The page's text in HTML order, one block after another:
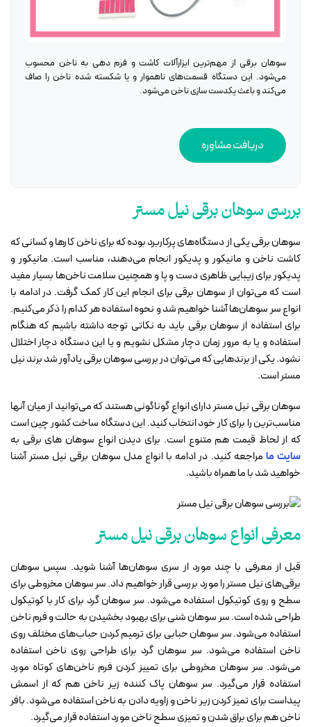
سوهان برقی از مهم‌ترین ابزارآلات کاشت و فرم دهی به ناخن محسوب
می‌شود. این دستگاه قسمت‌های ناهموار و یا شکسته شده ناخن را صاف
می‌کند و باعث یکدست سازی ناخن می‌شود.
دریافت مشاوره
بررسی سوهان برقی نیل مستر
سوهان برقی یکی از دستگاه‌های پرکاربرد بوده که برای ناخن کارها و کسانی که
کاشت ناخن و مانیکور و پدیکور انجام می‌دهند، مناسب است. مانیکور و
پدیکور برای زیبایی ظاهری دست و پا و همچنین سلامت ناخن‌ها بسیار مفید
است که می‌توان از سوهان برقی برای انجام این کار کمک گرفت. در ادامه با
انواع سر سوهان‌ها آشنا خواهیم شد و نحوه استفاده هر کدام را ذکر می‌کنیم.
برای استفاده از سوهان برقی باید به نکاتی توجه داشته باشیم که هنگام
استفاده و یا به‌ مرور زمان دچار مشکل نشویم و یا این دستگاه دچار اختلال
نشود. یکی از برندهایی که می‌توان در بررسی سوهان برقی یادآور شد برند نیل
مستر است.
سوهان برقی نیل مستر دارای انواع گوناگونی هستند که می‌توانید از میان آنها
مناسب‌ترین را برای کار خود انتخاب کنید. این دستگاه ساخت کشور چین است
که از لحاظ قیمت هم متنوع است. برای دیدن انواع سوهان های برقی به
سایت ما مراجعه کنید. در ادامه با انواع مدل سوهان برقی نیل مستر آشنا
خواهید شد با ما همراه باشید.
معرفی انواع سوهان برقی نیل مستر
قبل از معرفی با چند مورد از سری سوهان‌ها آشنا شوید. سپس سوهان
برقی‌های نیل مستر را مورد بررسی قرار خواهیم داد. سر سوهان مخروطی برای
سطح و روی کوتیکول استفاده می‌شود. سر سوهان گرد برای کار با کوتیکول
طراحی شده است. سر سوهان شنی برای بهبود بخشیدن به حالت و فرم ناخن
استفاده می‌شود. سر سوهان حبابی برای ترمیم کردن حباب‌های مختلف روی
ناخن استفاده می‌شود. سر سوهان گرد برای طراحی روی ناخن استفاده
می‌شود. سر سوهان مخروطی برای تمییز کردن فرم ناخن‌های کوتاه مورد
استفاده قرار می‌گیرد. سر سوهان پاک کننده زیر ناخن هم که از اسمش
پیداست برای تمیز کردن زیر ناخن و زاویه دادن به ناخن استفاده می‌شود. بافر
ناخن هم برای براق شدن و تمیزی سطح ناخن مورد استفاده قرار می‌گیرد.